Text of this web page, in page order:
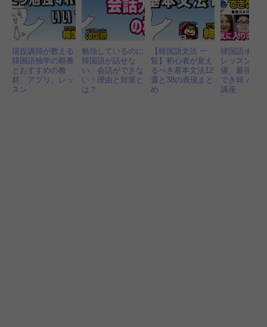
現役講師が教える
韓国語独学の順番
とおすすめの教
材、アプリ、レッ
スン
勉強しているのに
韓国語が話せな
い、会話ができな
い！理由と対策と
は？
【韓国語文法 一
覧】初心者が覚え
るべき基本文法12
選と38の表現まと
め
韓国語オン
レッスン 最
値、最強講
でき韓 ハン
講座